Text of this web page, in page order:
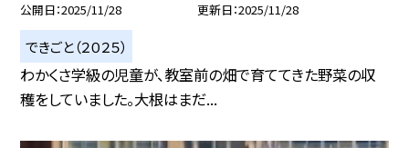
公開日 2025/11/28 更新日 2025/11/28
できごと（２０２５）
わかくさ学級の児童が、教室前の畑で育ててきた野菜の収
穫をしていました。大根はまだ...